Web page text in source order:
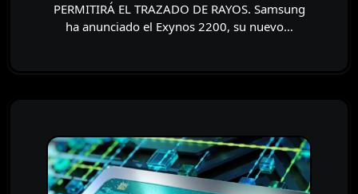
PERMITIRÁ EL TRAZADO DE RAYOS. Samsung
ha anunciado el Exynos 2200, su nuevo…